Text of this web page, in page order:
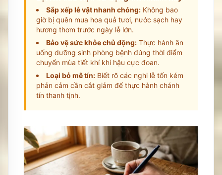
Sắp xếp lễ vật nhanh chóng: Không bao
giờ bị quên mua hoa quả tươi, nước sạch hay
hương thơm trước ngày lễ lớn.
Bảo vệ sức khỏe chủ động: Thực hành ăn
uống dưỡng sinh phòng bệnh đúng thời điểm
chuyển mùa tiết khí khí hậu cực đoan.
Loại bỏ mê tín: Biết rõ các nghi lễ tốn kém
phản cảm cần cắt giảm để thực hành chánh
tín thanh tịnh.